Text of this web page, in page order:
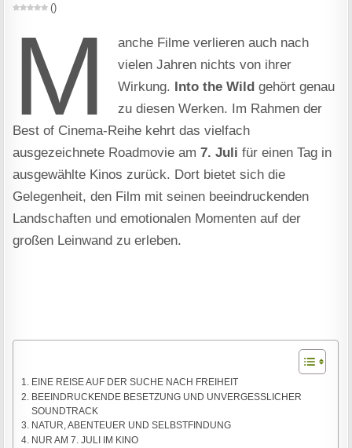
()
M
anche Filme verlieren auch nach
vielen Jahren nichts von ihrer
Wirkung. Into the Wildgehört genau
zu diesen Werken. Im Rahmen der
Best of Cinema-Reihe kehrt das vielfach
ausgezeichnete Roadmovie am7. Juli für einen Tag in
ausgewählte Kinos zurück. Dort bietet sich die
Gelegenheit, den Film mit seinen beeindruckenden
Landschaften und emotionalen Momenten auf der
großen Leinwand zu erleben.
EINE REISE AUF DER SUCHE NACH FREIHEIT
BEEINDRUCKENDE BESETZUNG UND UNVERGESSLICHER
SOUNDTRACK
NATUR, ABENTEUER UND SELBSTFINDUNG
NUR AM 7. JULI IM KINO